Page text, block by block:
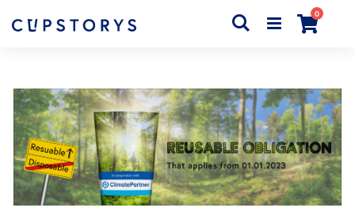
Cart
0produkty
Search